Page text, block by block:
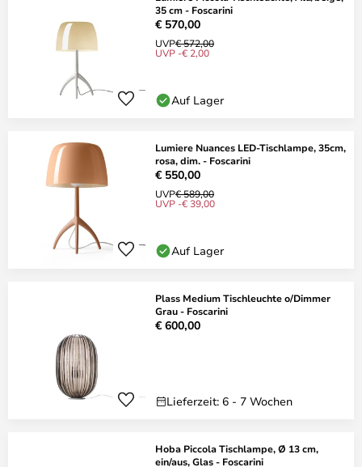
35 cm - Foscarini
€ 570,00
UVP€ 572,00
UVP -€ 2,00
Auf Lager
Lumiere Nuances LED-Tischlampe, 35cm,
rosa, dim. - Foscarini
€ 550,00
UVP€ 589,00
UVP -€ 39,00
Auf Lager
Plass Medium Tischleuchte o/Dimmer
Grau - Foscarini
€ 600,00
Lieferzeit: 6 - 7 Wochen
Hoba Piccola Tischlampe, Ø 13 cm,
ein/aus, Glas - Foscarini